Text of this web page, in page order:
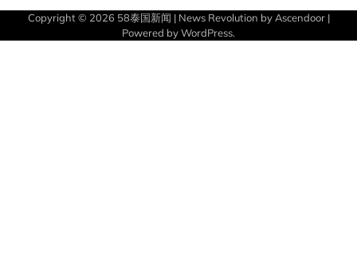
Copyright © 2026 58泰国新闻 | News Revolution byAscendoor|
Powered byWordPress.